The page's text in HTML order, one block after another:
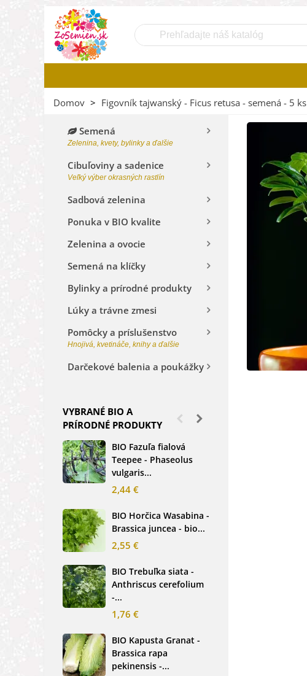
Domov > Figovník tajwanský - Ficus retusa - semená - 5 ks
Semená
Zelenina, kvety, bylinky a ďalšie
Cibuľoviny a sadenice
Veľký výber okrasných rastlín
Sadbová zelenina
Ponuka v BIO kvalite
Zelenina a ovocie
Semená na klíčky
Bylinky a prírodné produkty
Lúky a trávne zmesi
Pomôcky a príslušenstvo
Hnojivá, kvetináče, knihy a ďalšie
Darčekové balenia a poukážky
VYBRANÉ BIO A
PRÍRODNÉ PRODUKTY
BIO Fazuľa fialová
Teepee - Phaseolus
vulgaris...
2,44 €
BIO Horčica Wasabina -
Brassica juncea - bio...
2,55 €
BIO Trebuľka siata -
Anthriscus cerefolium
-...
1,76 €
BIO Kapusta Granat -
Brassica rapa
pekinensis -...